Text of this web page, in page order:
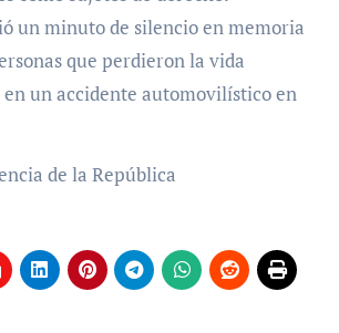
un minuto de silencio en memoria
que perdieron la vida
un accidente automovilístico en
de la República